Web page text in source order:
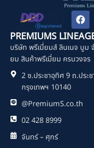
F
a
c
e
b
o
k
PREMIUMS
บริษัท พรีเมี่ยมส์ ลินเนจ บูม
ยม สินค้าพรีเมี่ยม ครบวงจร
2 ซ.ประชาอุทิศ 9 ถ.ประ
กรุงเทพฯ 10140
@PremiumS.co.th
02 428 8999
จันทร์ – ศุกร์